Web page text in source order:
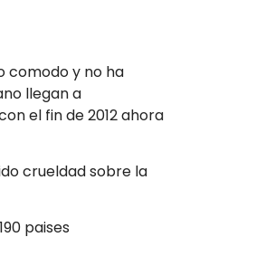
comodo y no ha
llegan a
el fin de 2012 ahora
crueldad sobre la
paises